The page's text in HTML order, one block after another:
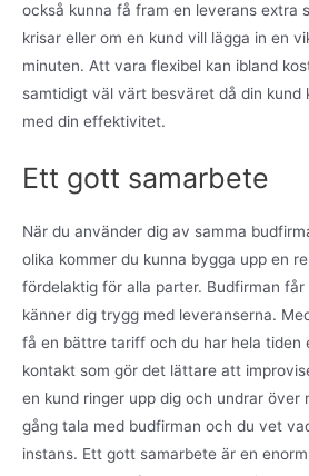
också kunna få fram en leverans extra
krisar eller om en kund vill lägga in en
minuten. Att vara flexibel kan ibland
samtidigt väl värt besväret då din kund
med din effektivitet.
Ett gott samarbete
När du använder dig av samma
olika kommer du kunna bygga upp en
fördelaktig för alla parter. Budfirman
känner dig trygg med leveranserna.
få en bättre tariff och du har hela tiden
kontakt som gör det lättare att
en kund ringer upp dig och undrar över
gång tala med budfirman och du vet
instans. Ett gott samarbete är en